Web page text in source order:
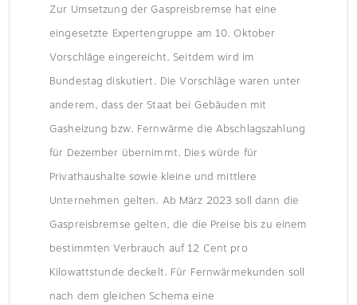
Zur Umsetzung der Gaspreisbremse hat eine
eingesetzte Expertengruppe am 10. Oktober
Vorschläge eingereicht. Seitdem wird im
Bundestag diskutiert. Die Vorschläge waren unter
anderem, dass der Staat bei Gebäuden mit
Gasheizung bzw. Fernwärme die Abschlagszahlung
für Dezember übernimmt. Dies würde für
Privathaushalte sowie kleine und mittlere
Unternehmen gelten. Ab März 2023 soll dann die
Gaspreisbremse gelten, die die Preise bis zu einem
bestimmten Verbrauch auf 12 Cent pro
Kilowattstunde deckelt. Für Fernwärmekunden soll
nach dem gleichen Schema eine